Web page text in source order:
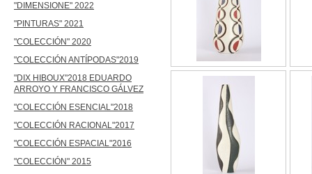
"DIMENSIONE" 2022
"PINTURAS" 2021
"COLECCIÓN" 2020
"COLECCIÓN ANTÍPODAS"2019
"DIX HIBOUX"2018 EDUARDO
ARROYO Y FRANCISCO GÁLVEZ
"COLECCIÓN ESENCIAL"2018
"COLECCIÓN RACIONAL"2017
"COLECCIÓN ESPACIAL"2016
"COLECCIÓN" 2015